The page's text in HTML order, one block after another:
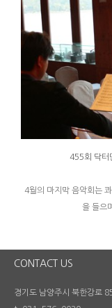
455회 닥터
4월의 마지막 음악회는
을 들으
CONTACT US
경기도 남양주시 북한강로